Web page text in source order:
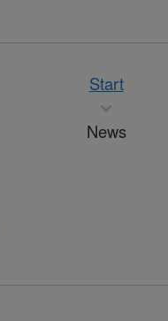
Start
News